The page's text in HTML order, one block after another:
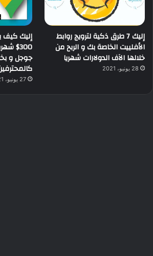
إليك 7 طرق ذكية لترويج روابط
الأفلييت الخاصة بك و الربح من
خلالها الآف الدولارات شهريا
28 يونيو، 2021
إليك كيف
300$
جوجل و
27 يونيو، 2021